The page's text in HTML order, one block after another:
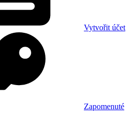
Vytvořit účet
Zapomenuté